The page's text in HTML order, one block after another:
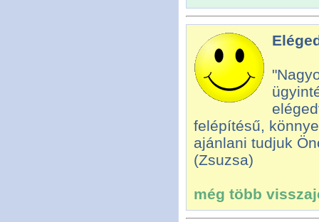
felépítésű,
ajánlani tudjuk
(Zsuzsa)
még több